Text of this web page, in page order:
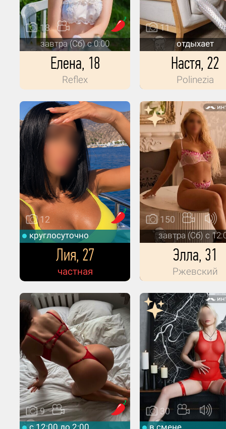
завтра (Сб) с 0:00
Елена, 18
Reflex
18
отдыхает
Настя, 22
Polinezia
11
круглосуточно
Лия, 27
частная
12
завтра (Сб) с
Элла, 31
Ржевский
150
c 12:00 до 2:00
9
в смене
30